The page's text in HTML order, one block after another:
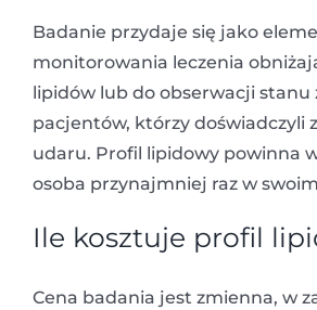
Badanie przydaje się jako
monitorowania leczenia
lipidów lub do obserwacji stanu
pacjentów, którzy doświadczyli
udaru. Profil lipidowy powinna
osoba przynajmniej raz w
Ile kosztuje profil
Cena badania jest zmienna, w